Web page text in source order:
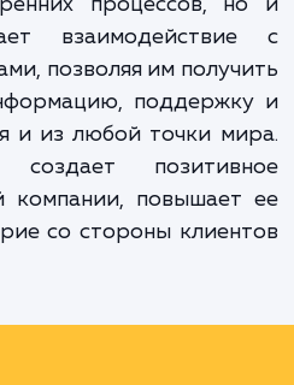
и событий
не просто
процессов,
позволяя им